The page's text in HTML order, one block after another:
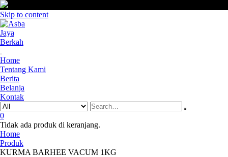
Skip to content
Home
Tentang Kami
Berita
Belanja
Kontak
0
Tidak ada produk di keranjang.
Home
Produk
KURMA BARHEE VACUM 1KG